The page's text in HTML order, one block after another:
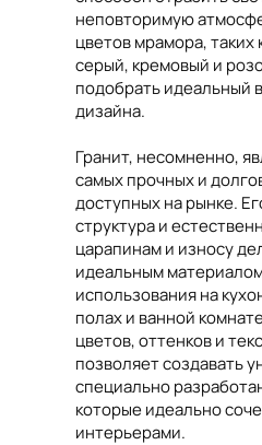
неповторимую
цветов мрамора, таких
серый, кремовый и
подобрать идеальный
дизайна.
Гранит, несомненно,
самых прочных и
доступных на рынке.
структура и
царапинам и износу
идеальным
использования на
полах и ванной
цветов, оттенков и
позволяет создавать
специально
которые идеально
интерьерами.